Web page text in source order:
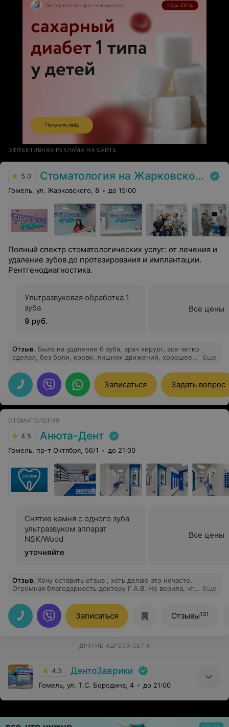
ЭФФЕКТИВНАЯ РЕКЛАМА НА САЙТЕ
5.0 Стоматология на Жарковского
Гомель, ул. Жарковского, 8 до 15:00
Полный спектр стоматологических услуг: от лечения и
удаление зубов до протезирования и имплантации.
Рентгенодиагностика.
Ультразвуковая обработка 1
зуба
9 руб.
Все цены
Отзыв. Была на удаление 6 зуба, врач хирург, все четко
сделал, без боли, крови, лишних движений, хорошее
доброжелательный персонал и чистоту в
стоматологии. Рекомендую-врача хирурга 100%
Еще
Записаться Задать вопрос
СТОМАТОЛОГИЯ
4.5 Анюта-Дент
Гомель, пр-т Октября, 56/1 до 21:00
Снятие камня с одного зуба
ультразвуком аппарат
NSK/Wood
уточняйте
Все цены
Отзыв. Хочу оставить отзыв , хоть делаю это нечасто.
Огромная благодарность доктору Г А.В. Не верила, что
пониманием состояния сидящего в кресле. Спасибо
Вам , доктор!
Еще
Записаться Отзывы131
ДРУГИЕ АДРЕСА СЕТИ
4.3 ДентоЗаврики
Гомель, ул. Т.С. Бородина, 4 до 21:00